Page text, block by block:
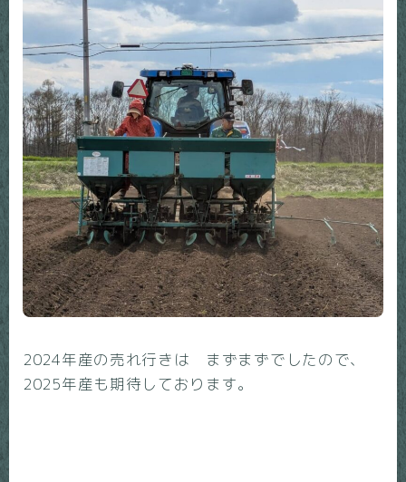
2024年産の売れ行きは まずまずでしたので、
2025年産も期待しております。